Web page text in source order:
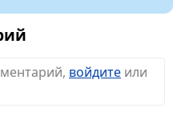
войдите или